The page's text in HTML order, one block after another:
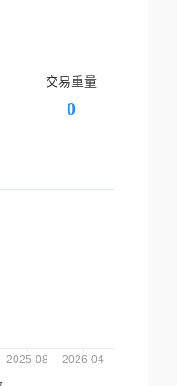
交易重量
0